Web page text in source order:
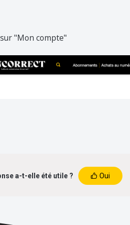
"Mon compte"
a-t-elle été utile ? Oui